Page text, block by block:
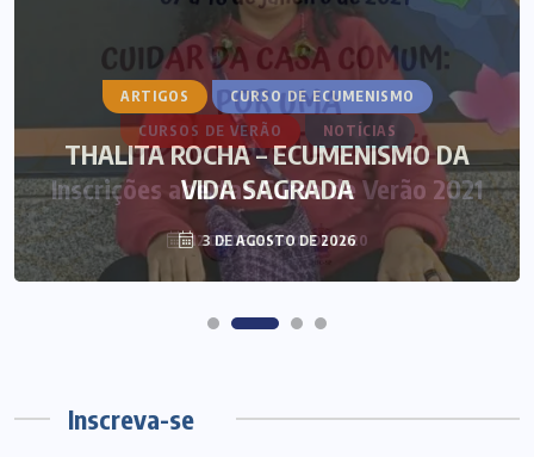
ARTIGOS CURSO DE ECUMENISMO
THALITA ROCHA – ECUMENISMO DA
VIDA SAGRADA
3 DE AGOSTO DE 2026
Inscreva-se